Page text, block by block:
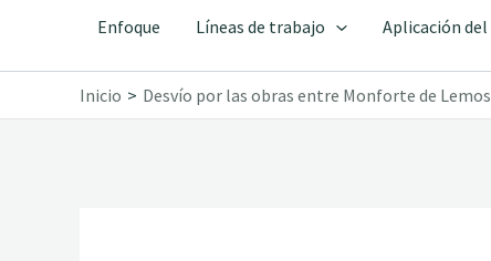
Enfoque Líneas de trabajo Aplicación
Inicio Desvío por las obras entre Monforte de